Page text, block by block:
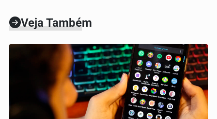
Veja Também